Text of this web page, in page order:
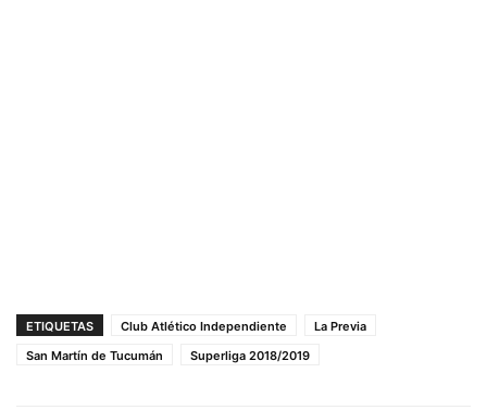
ETIQUETAS Club Atlético Independiente
La Previa
San Martín de Tucumán
Superliga 2018/2019